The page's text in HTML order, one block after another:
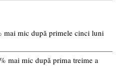
mic după primele cinci luni
mai mic după prima treime a